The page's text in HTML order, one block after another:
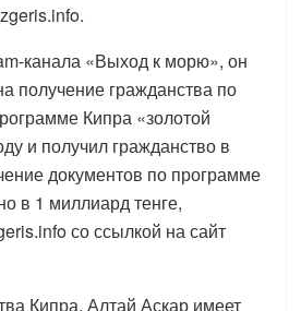
канала «Выход к морю», он
получение гражданства по
Кипра «золотой
и получил гражданство в
документов по программе
в 1 миллиард тенге,
со ссылкой на сайт
Кипра, Алтай Аскар имеет